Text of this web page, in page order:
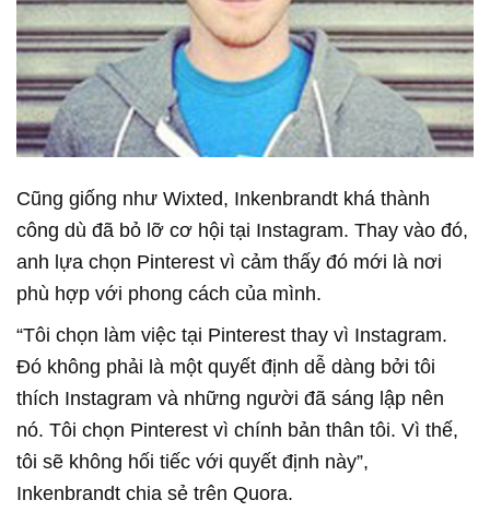
Cũng giống như Wixted, Inkenbrandt khá thành
công dù đã bỏ lỡ cơ hội tại Instagram. Thay vào đó,
anh lựa chọn Pinterest vì cảm thấy đó mới là nơi
phù hợp với phong cách của mình.
“Tôi chọn làm việc tại Pinterest thay vì Instagram.
Đó không phải là một quyết định dễ dàng bởi tôi
thích Instagram và những người đã sáng lập nên
nó. Tôi chọn Pinterest vì chính bản thân tôi. Vì thế,
tôi sẽ không hối tiếc với quyết định này”,
Inkenbrandt chia sẻ trên Quora.